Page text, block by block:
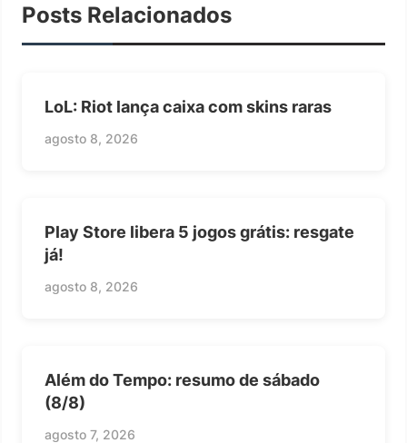
Posts Relacionados
LoL: Riot lança caixa com skins raras
agosto 8, 2026
Play Store libera 5 jogos grátis: resgate
já!
agosto 8, 2026
Além do Tempo: resumo de sábado
(8/8)
agosto 7, 2026